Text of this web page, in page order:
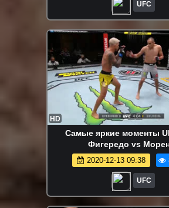
UFC
HD
Самые яркие моменты
Фигередо vs
2020-12-13 09:38
UFC